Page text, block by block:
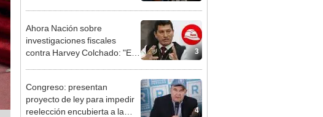
3
Ahora Nación sobre
investigaciones fiscales
contra Harvey Colchado: "El
4
Congreso: presentan
proyecto de ley para impedir
reelección encubierta a la